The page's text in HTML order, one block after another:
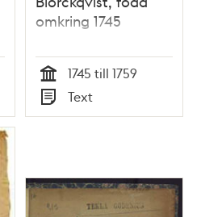
omkring 1745
Tid
1745 till 1759
Typ
Text